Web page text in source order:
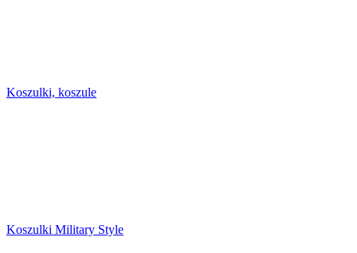
Koszulki, koszule
Koszulki Military Style